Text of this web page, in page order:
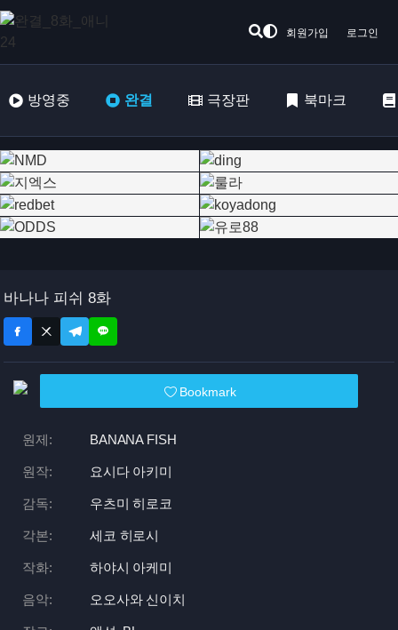
회원가입 로그인
방영중 완결 극장판 북마크
바나나 피쉬 8화
Bookmark
원제: BANANA FISH
원작: 요시다 아키미
감독: 우츠미 히로코
각본: 세코 히로시
작화: 하야시 아케미
음악: 오오사와 신이치